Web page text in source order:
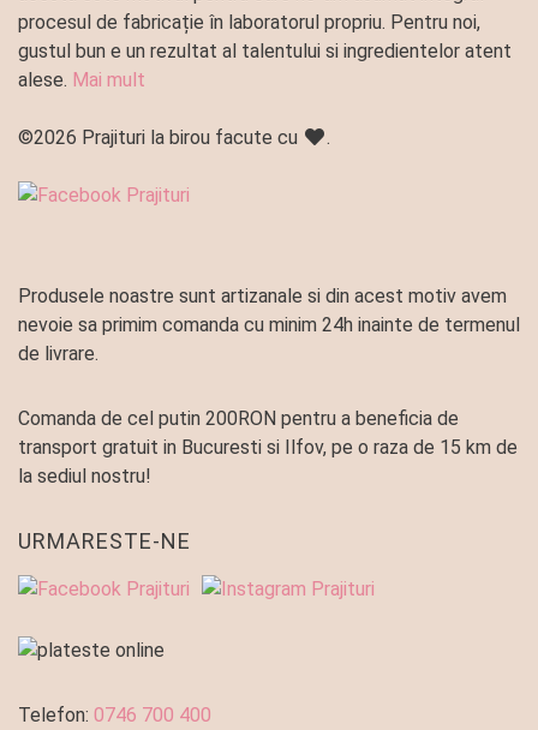
procesul de fabricație în laboratorul propriu. Pentru noi,
gustul bun e un rezultat al talentului si ingredientelor atent
alese. Mai mult
©2026 Prajituri la birou facute cu .
Produsele noastre sunt artizanale si din acest motiv avem
nevoie sa primim comanda cu minim 24h inainte de termenul
de livrare.
Comanda de cel putin 200RON pentru a beneficia de
transport gratuit in Bucuresti si Ilfov, pe o raza de 15 km de
la sediul nostru!
URMARESTE-NE
Telefon: 0746 700 400